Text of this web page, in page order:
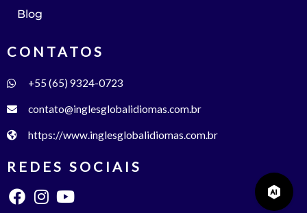
Blog
CONTATOS
+55 (65) 9324-0723
contato@inglesglobalidiomas.com.br
https://www.inglesglobalidiomas.com.br
REDES SOCIAIS